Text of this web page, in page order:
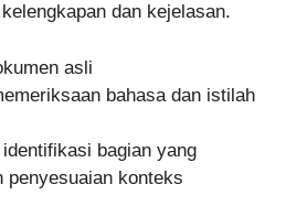
dan kejelasan.
asli
bahasa dan istilah
bagian yang
penyesuaian konteks